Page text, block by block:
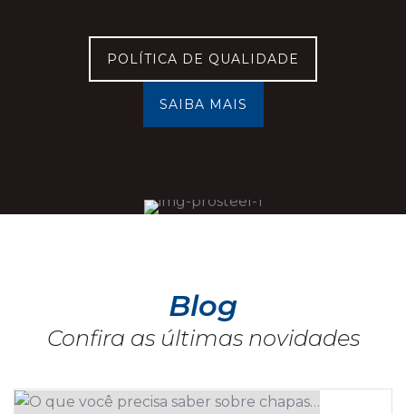
POLÍTICA DE QUALIDADE
SAIBA MAIS
Blog
Confira as últimas novidades